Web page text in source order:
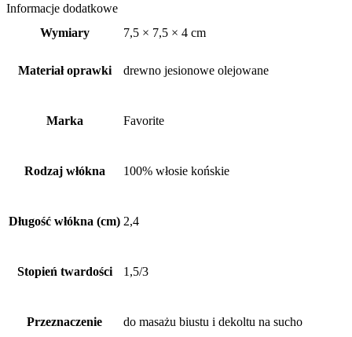
Informacje dodatkowe
Wymiary
7,5 × 7,5 × 4 cm
Materiał oprawki drewno jesionowe olejowane
Marka Favorite
Rodzaj włókna 100% włosie końskie
Długość włókna (cm) 2,4
Stopień twardości 1,5/3
Przeznaczenie do masażu biustu i dekoltu na sucho